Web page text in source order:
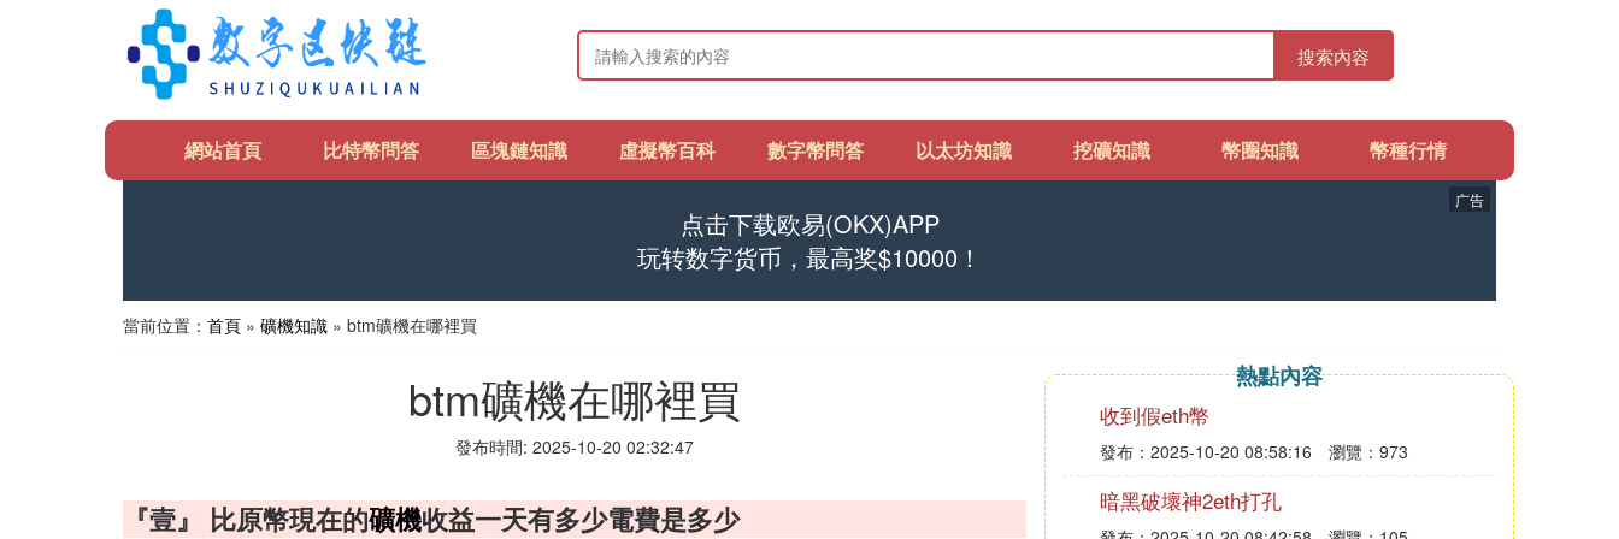
搜索內容
網站首頁 比特幣問答 區塊鏈知識 虛擬幣百科 數字幣問答 以太坊知識 挖礦知識 幣圈知識 幣種行情
点击下载欧易(OKX)APP
玩转数字货币，最高奖$10000！
广告
當前位置： 首頁 » 礦機知識 » btm礦機在哪裡買
btm礦機在哪裡買
發布時間: 2025-10-20 02:32:47
『壹』 比原幣現在的礦機收益一天有多少電費是多少
熱點內容
收到假eth幣
發布：2025-10-20 08:58:16 瀏覽：973
暗黑破壞神2eth打孔